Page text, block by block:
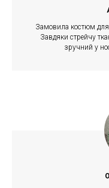
Замовила костюм
Завдяки стрейчу
зручний у